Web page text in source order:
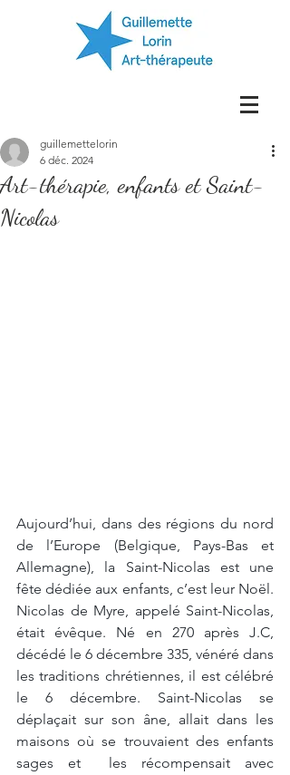
Art-thérapie, enfants et Saint-
Nicolas
guillemettelorin
6 déc. 2024
Aujourd’hui, dans des régions du nord
de l’Europe (Belgique, Pays-Bas et
Allemagne), la Saint-Nicolas est une
fête dédiée aux enfants, c’est leur Noël.
Nicolas de Myre, appelé Saint-Nicolas,
était évêque. Né en 270 après J.C,
décédé le 6 décembre 335, vénéré dans
les traditions chrétiennes, il est célébré
le 6 décembre. Saint-Nicolas se
déplaçait sur son âne, allait dans les
maisons où se trouvaient des enfants
sages et  les récompensait avec